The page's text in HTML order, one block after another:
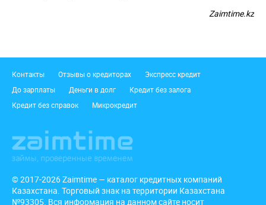
Zaimtime.kz
Подвал
Контакты Отзывы о кредиторах
Экспресс кредит
До зарплаты
Деньги в долг
Кредит без залога
Кредит без справок
Микрокредит
© 2017-2026 Zaimtime — каталог кредитных компаний
Казахстана. Торговый знак на территории Казахстана
№93305. Вся информация на данном сайте носит